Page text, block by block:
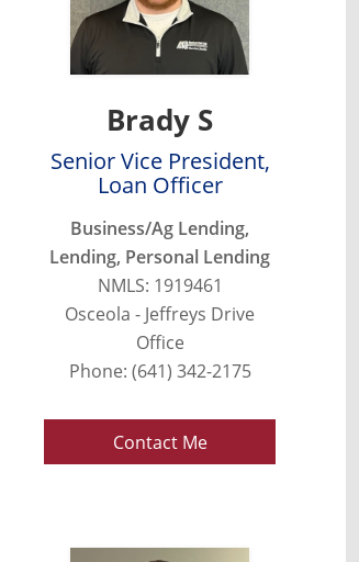
Brady S
Senior Vice President,
Loan Officer
Business/Ag Lending,
Lending, Personal Lending
NMLS: 1919461
Osceola - Jeffreys Drive
Office
Phone: (641) 342-2175
Contact Me